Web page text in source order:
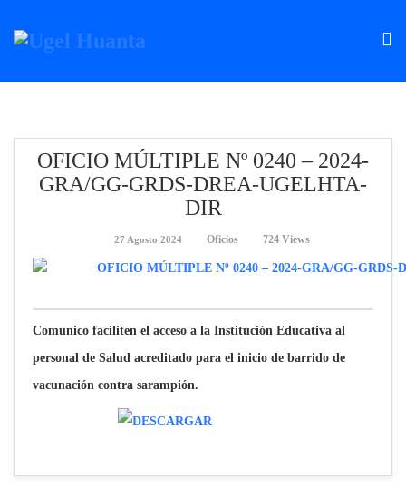
OFICIO MÚLTIPLE Nº 0240 – 2024-
GRA/GG-GRDS-DREA-UGELHTA-
DIR
27 Agosto 2024 Oficios 724 Views
Comunico faciliten el acceso a la Institución Educativa al
personal de Salud acreditado para el inicio de barrido de
vacunación contra sarampión.